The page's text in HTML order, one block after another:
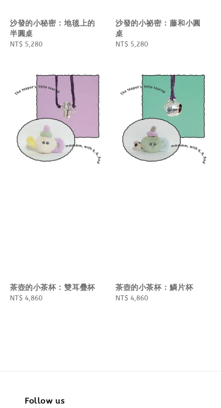
沙發的小秘密 : 地毯上的
半圓桌
Regular
NT$ 5,280
沙發的小祕密 : 藤和小圓
桌
Regular
NT$ 5,280
茶壺的小茶杯 : 雙耳疊杯
Regular
NT$ 4,860
茶壺的小茶杯 : 鱗片杯
Regular
NT$ 4,860
Follow us